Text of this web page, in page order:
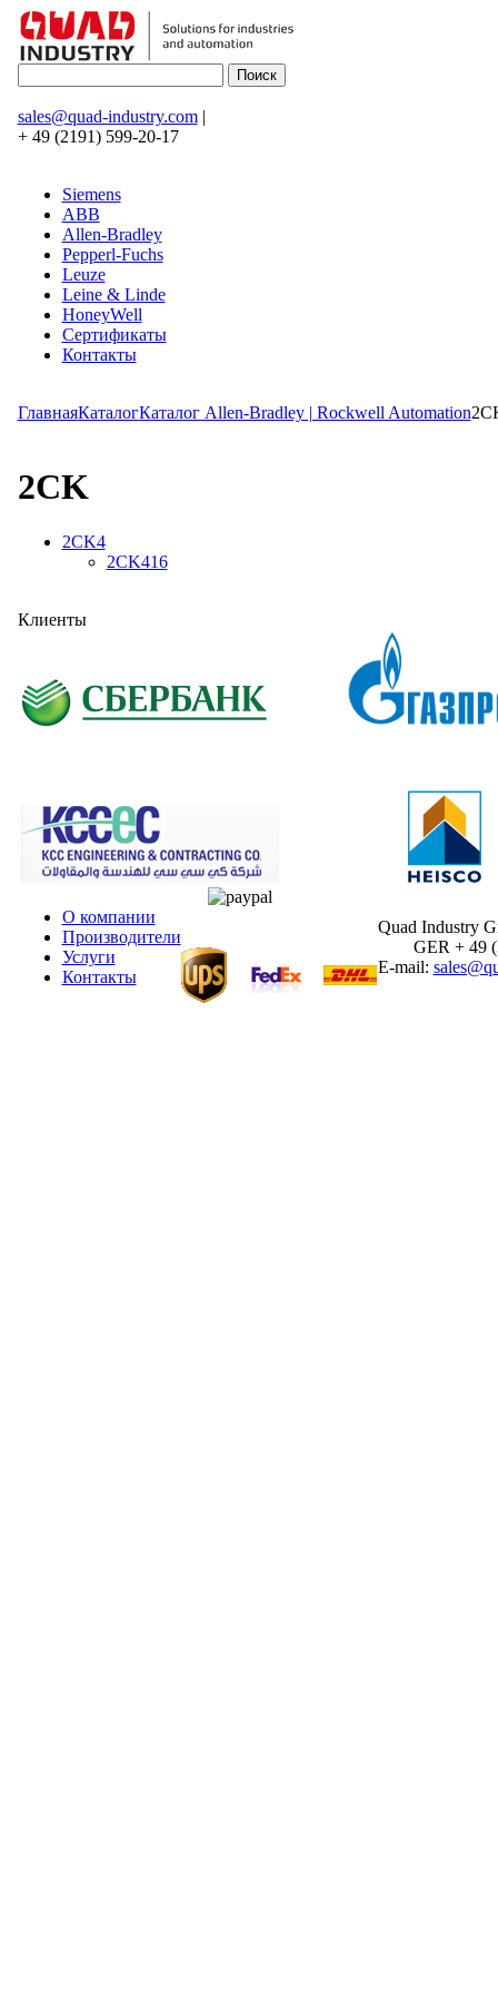
sales@quad-industry.com|
+ 49 (2191) 599-20-17
Siemens
ABB
Allen-Bradley
Pepperl-Fuchs
Leuze
Leine & Linde
HoneyWell
Сертификаты
Контакты
ГлавнаяКаталогКаталог Allen-Bradley | Rockwell Automation
2CK
2CK4
2CK416
Клиенты
О компании
Производители
Услуги
Контакты
Quad Industry
GER + 49
E-mail: